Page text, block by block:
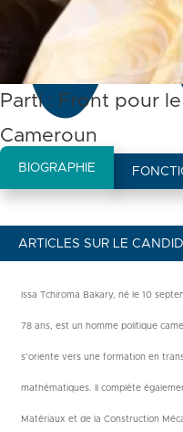
Parti : Front pour
Cameroun
BIOGRAPHIE
ARTICLES SUR LE
Issa Tchiroma Bakary, né le 10
78 ans, est un homme politique
s’oriente vers une formation en
mathématiques. Il complète
Matériaux et de la Construction